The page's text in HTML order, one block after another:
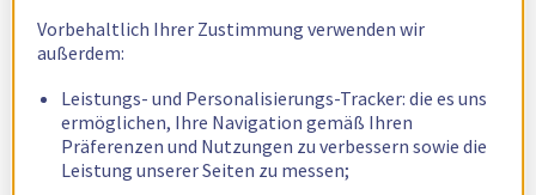
Vorbehaltlich Ihrer Zustimmung verwenden wir
außerdem:
Leistungs- und Personalisierungs-Tracker: die es uns
ermöglichen, Ihre Navigation gemäß Ihren
Präferenzen und Nutzungen zu verbessern sowie die
Leistung unserer Seiten zu messen;